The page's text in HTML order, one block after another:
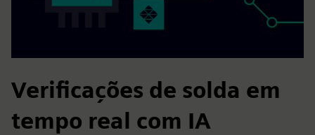
Verificações de solda em
tempo real com IA